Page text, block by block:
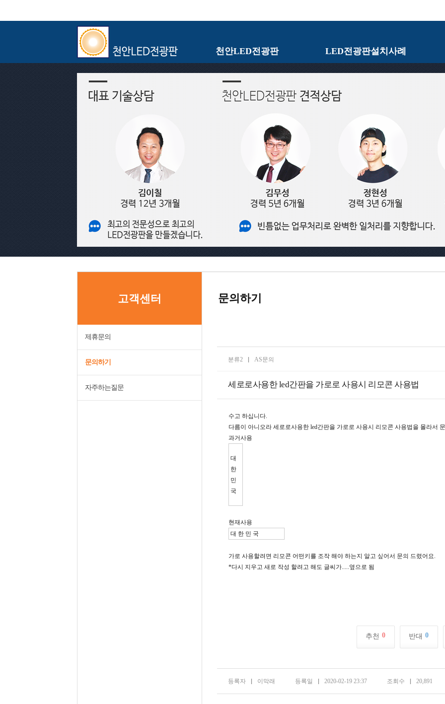
천안LED전광판 LED전광판설치사례
고객센터
제휴문의
문의하기
자주하는질문
문의하기
분류2 AS문의
세로로사용한 led간판을 가로로 사용시 리모콘 사용법
수고 하십니다.
다름이 아니오라 세로로사용한 led간판을 가로로 사용시 리모콘 사용법을 몰라서
과거사용
대
한
민
국
현재사용
대 한 민 국
가로 사용할려면 리모콘 어떤키를 조작 해야 하는지 알고 싶어서 문의 드렸어요.
*다시 지우고 새로 작성 할려고 해도 글씨가.....옆으로 됨
추천 0 반대 0
등록자 이막래 등록일 2020-02-19 23:37 조회수 20,891